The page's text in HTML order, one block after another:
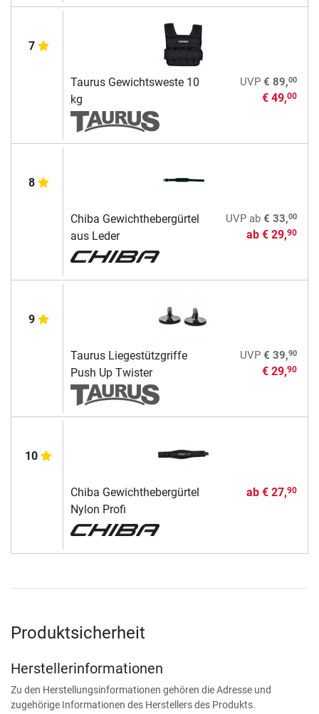
7
Taurus Gewichtsweste 10
kg
UVP € 89,00
€ 49,00
8
Chiba Gewichthebergürtel
aus Leder
UVPab € 33,00
ab € 29,90
9
Taurus Liegestützgriffe
Push Up Twister
UVP € 39,90
€ 29,90
10
Chiba Gewichthebergürtel
Nylon Profi
ab € 27,90
Produktsicherheit
Herstellerinformationen
Zu den Herstellungsinformationen gehören die Adresse und
zugehörige Informationen des Herstellers des Produkts.